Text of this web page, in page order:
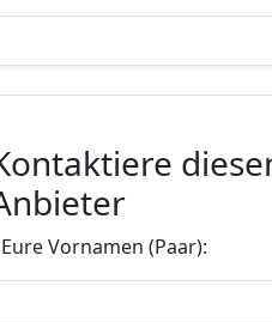
Vornamen (Paar):